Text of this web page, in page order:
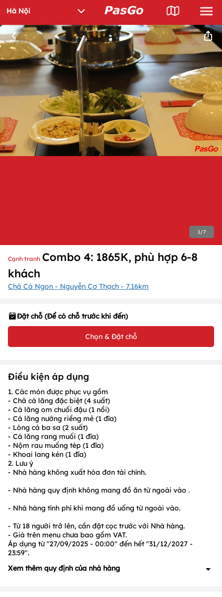
1/7
Cạnh tranh Combo 4: 1865K, phù hợp 6-8
khách
Chả Cá Ngon - Nguyễn Cơ Thạch - 7.16km
Đặt chỗ (Để có chỗ trước khi đến)
Chọn & Đặt chỗ
Điều kiện áp dụng
1. Các món được phục vụ gồm
- Chả cá lăng đặc biệt (4 suất)
- Cá lăng om chuối đậu (1 nồi)
- Cá lăng nướng riềng mẻ (1 đĩa)
- Lòng cá ba sa (2 suất)
- Cá lăng rang muối (1 đĩa)
- Nộm rau muống tép (1 đĩa)
- Khoai lang kén (1 đĩa)
2. Lưu ý
- Nhà hàng không xuất hóa đơn tài chính.
- Nhà hàng quy định không mang đồ ăn từ ngoài vào .
- Nhà hàng tính phí khi mang đồ uống từ ngoài vào.
- Từ 18 người trở lên, cần đặt cọc trước với Nhà hàng.
- Giá trên menu chưa bao gồm VAT.
Áp dụng từ "27/09/2025 - 00:00" đến hết "31/12/2027 -
23:59".
Xem thêm quy định của nhà hàng